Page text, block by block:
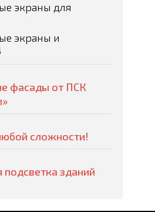
экраны для
экраны и
фасады от ПСК
сложности!
подсветка зданий